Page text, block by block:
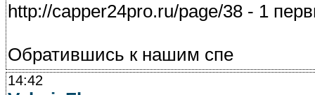
http://capper24pro.ru/page/38 - 1
Обратившись к нашим спе
14:42